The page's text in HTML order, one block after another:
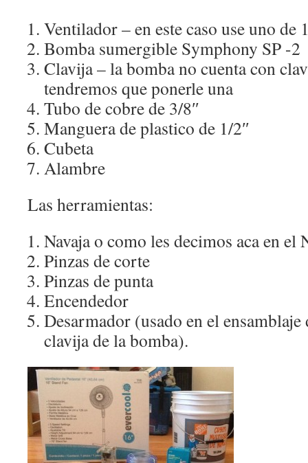
Ventilador – en este caso use uno de
Bomba sumergible Symphony SP -2
Clavija – la bomba no cuenta con
tendremos que ponerle una
Tubo de cobre de 3/8″
Manguera de plastico de 1/2″
Cubeta
Alambre
Las herramientas:
Navaja o como les decimos aca en el
Pinzas de corte
Pinzas de punta
Encendedor
Desarmador (usado en el
clavija de la bomba).